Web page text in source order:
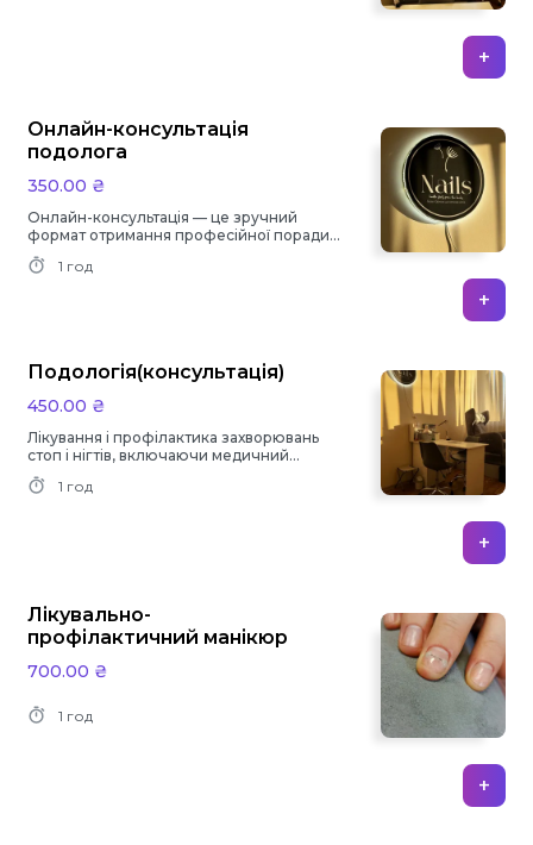
+
Онлайн-консультація
подолога
350.00 ₴
Онлайн-консультація — це зручний
формат отримання професійної поради
без особистого візиту до кабінету. Під
час консультації ви зможете отримати
1 год
+
Подологія(консультація)
450.00 ₴
Лікування і профілактика захворювань
стоп і нігтів, включаючи медичний
догляд за проблемними ділянками.
1 год
+
Лікувально-
профілактичний манікюр
700.00 ₴
1 год
+